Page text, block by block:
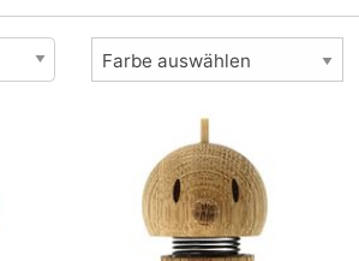
Farbe auswählen